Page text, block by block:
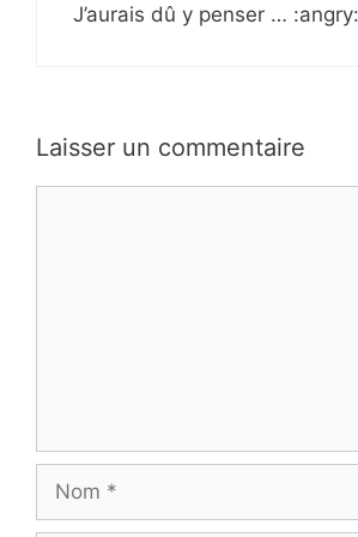
J’aurais dû y penser … :angry:
Laisser un commentaire
Nom